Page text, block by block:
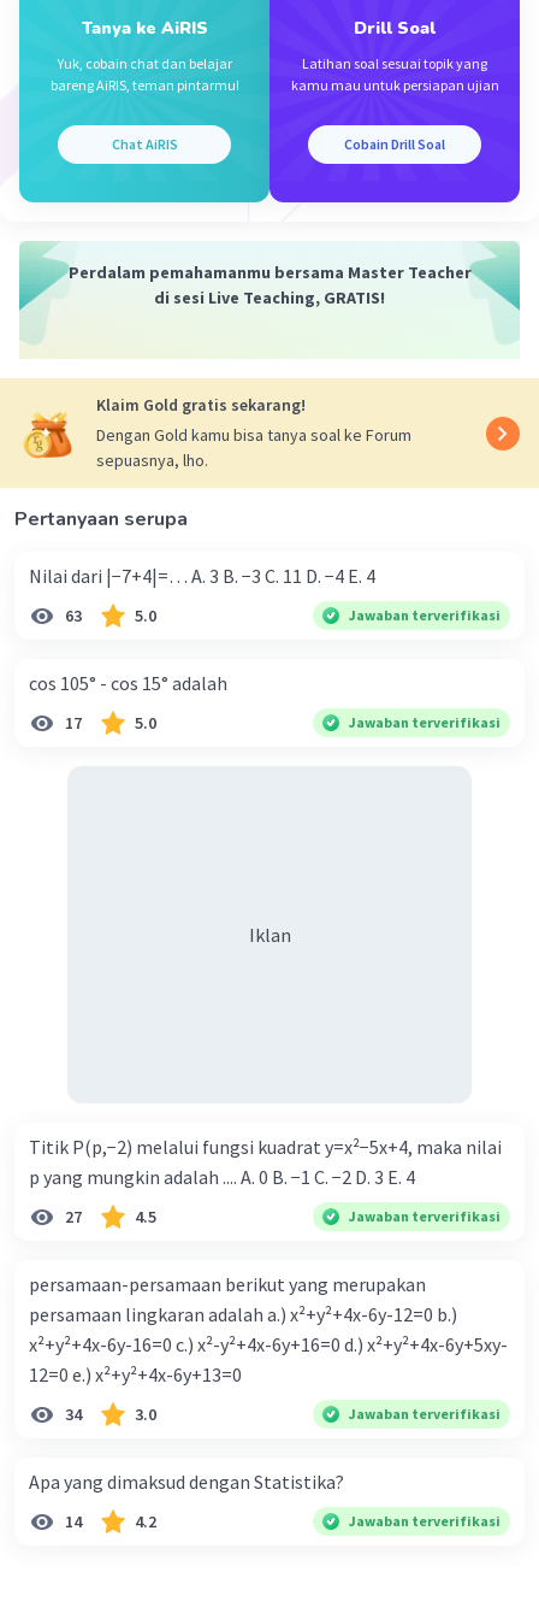
Beri Rating·0.0
26 November 2023 11:28
jawabannya e
Beri Rating·0.0
Tanya ke AiRIS
Yuk, cobain chat dan belajar
bareng AiRIS, teman pintarmu!
Chat AiRIS
Drill Soal
Latihan soal sesuai topik yang
kamu mau untuk persiapan ujian
Cobain Drill Soal
Perdalam pemahamanmu bersama Master Teacher
di sesi Live Teaching, GRATIS!
Klaim Gold gratis sekarang!
Dengan Gold kamu bisa tanya soal ke Forum
sepuasnya, lho.
Pertanyaan serupa
Nilai dari |−7+4|=… A. 3 B. −3 C. 11 D. −4 E. 4
63 5.0 Jawaban terverifikasi
cos 105° - cos 15° adalah
17 5.0 Jawaban terverifikasi
Iklan
Titik P(p,−2) melalui fungsi kuadrat y=x²−5x+4, maka nilai
p yang mungkin adalah .... A. 0 B. −1 C. −2 D. 3 E. 4
27 4.5 Jawaban terverifikasi
persamaan-persamaan berikut yang merupakan
persamaan lingkaran adalah a.) x²+y²+4x-6y-12=0 b.)
x²+y²+4x-6y-16=0 c.) x²-y²+4x-6y+16=0 d.) x²+y²+4x-6y+5xy-
12=0 e.) x²+y²+4x-6y+13=0
34 3.0 Jawaban terverifikasi
Apa yang dimaksud dengan Statistika?
14 4.2 Jawaban terverifikasi